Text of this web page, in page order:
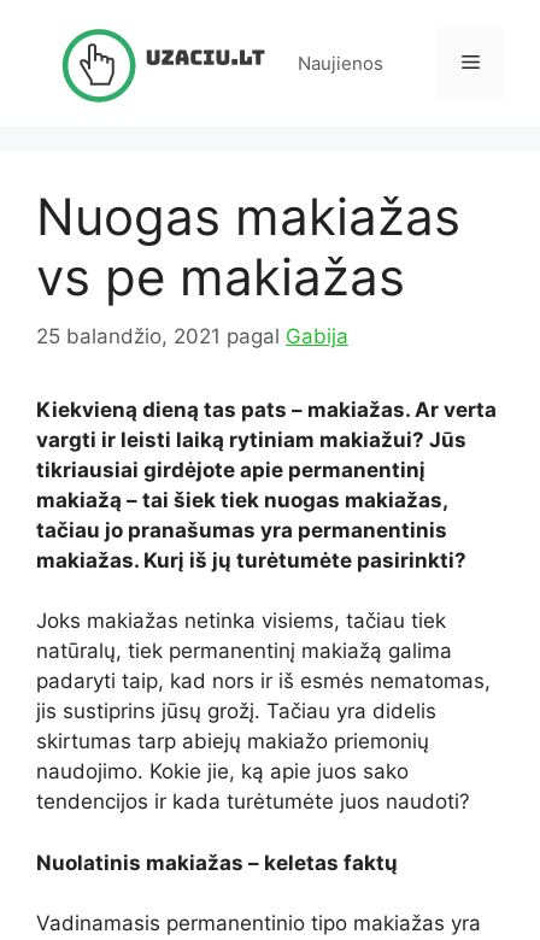
Naujienos Meniu
Nuogas makiažas
vs pe makiažas
25 balandžio, 2021 pagal Gabija
Kiekvieną dieną tas pats – makiažas. Ar verta
vargti ir leisti laiką rytiniam makiažui? Jūs
tikriausiai girdėjote apie permanentinį
makiažą – tai šiek tiek nuogas makiažas,
tačiau jo pranašumas yra permanentinis
makiažas. Kurį iš jų turėtumėte pasirinkti?
Joks makiažas netinka visiems, tačiau tiek
natūralų, tiek permanentinį makiažą galima
padaryti taip, kad nors ir iš esmės nematomas,
jis sustiprins jūsų grožį. Tačiau yra didelis
skirtumas tarp abiejų makiažo priemonių
naudojimo. Kokie jie, ką apie juos sako
tendencijos ir kada turėtumėte juos naudoti?
Nuolatinis makiažas – keletas faktų
Vadinamasis permanentinio tipo makiažas yra